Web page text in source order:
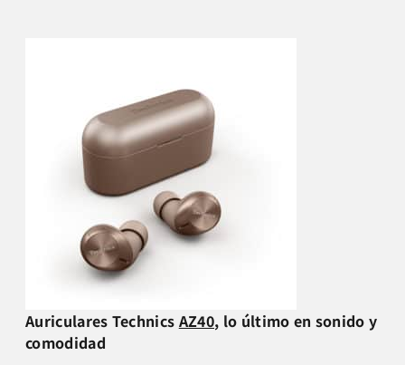
Auriculares Technics AZ40, lo último en sonido y
comodidad